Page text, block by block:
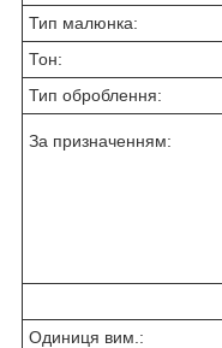
Тип малюнка:
Тон:
Тип оброблення:
За призначенням:
Одиниця вим.: